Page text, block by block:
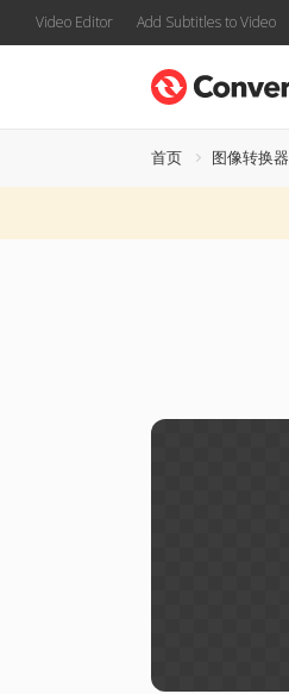
Video Editor Add Subtitles to Video
首页 图像转换器